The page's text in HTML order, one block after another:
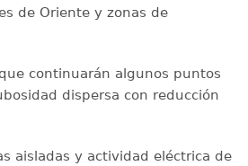
de Oriente y zonas de
continuarán algunos puntos
dispersa con reducción
aisladas y actividad eléctrica de